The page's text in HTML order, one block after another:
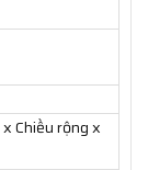
Chiều rộng x